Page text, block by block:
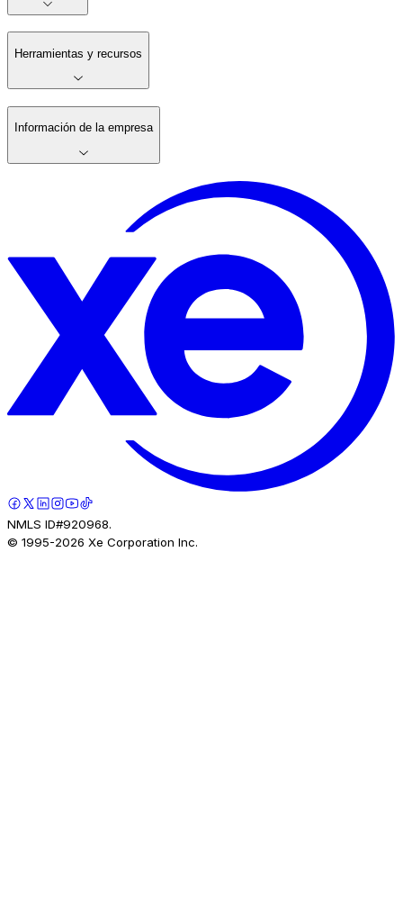
Herramientas y recursos
Información de la empresa
NMLS ID#920968.
© 1995-2026 Xe Corporation Inc.